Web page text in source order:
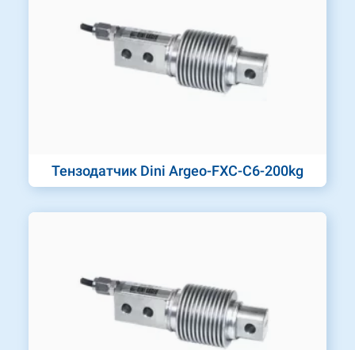
Тензодатчик Dini Argeo-FXC-C6-200kg